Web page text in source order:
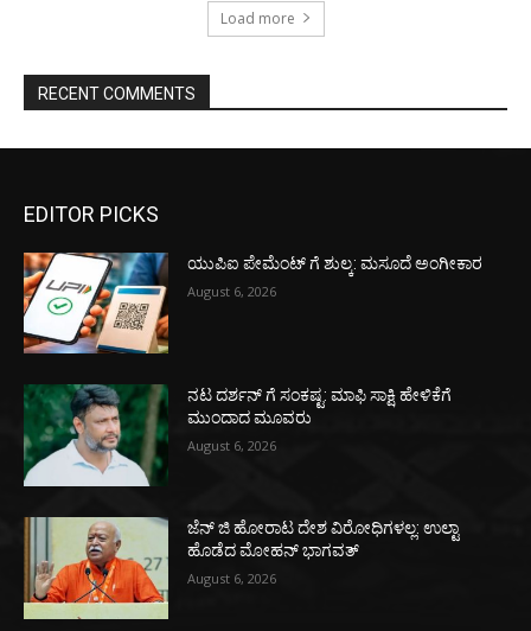
Load more
RECENT COMMENTS
EDITOR PICKS
ಯುಪಿಐ ಪೇಮೆಂಟ್ ಗೆ ಶುಲ್ಕ: ಮಸೂದೆ ಅಂಗೀಕಾರ
August 6, 2026
ನಟ ದರ್ಶನ್ ಗೆ ಸಂಕಷ್ಟ: ಮಾಫಿ ಸಾಕ್ಷಿ ಹೇಳಿಕೆಗೆ
ಮುಂದಾದ ಮೂವರು
August 6, 2026
ಜೆನ್ ಜಿ ಹೋರಾಟ ದೇಶ ವಿರೋಧಿಗಳಲ್ಲ: ಉಲ್ಟಾ
ಹೊಡೆದ ಮೋಹನ್ ಭಾಗವತ್
August 6, 2026